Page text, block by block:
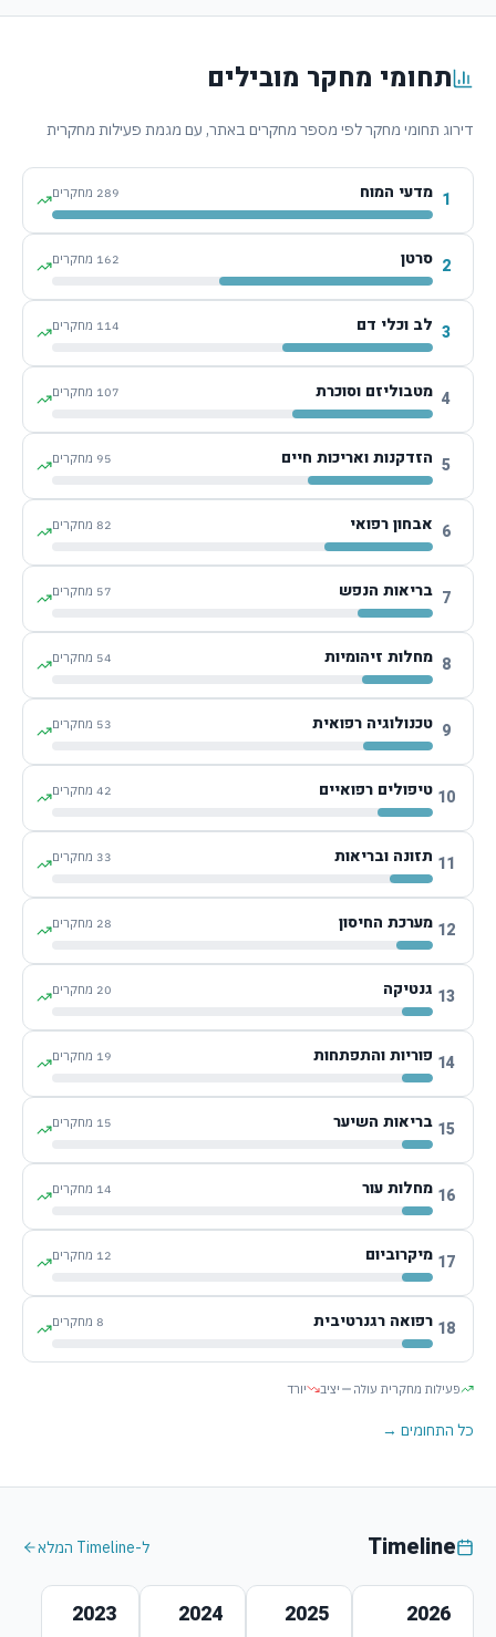
תחומי מחקר מובילים
דירוג תחומי מחקר לפי מספר מחקרים באתר, עם מגמת פעילות מחקרית
1 מדעי המוח 289 מחקרים
2 סרטן 162 מחקרים
3 לב וכלי דם 114 מחקרים
4 מטבוליזם וסוכרת 107 מחקרים
5 הזדקנות ואריכות חיים 95 מחקרים
6 אבחון רפואי 82 מחקרים
7 בריאות הנפש 57 מחקרים
8 מחלות זיהומיות 54 מחקרים
9 טכנולוגיה רפואית 53 מחקרים
10 טיפולים רפואיים 42 מחקרים
11 תזונה ובריאות 33 מחקרים
12 מערכת החיסון 28 מחקרים
13 גנטיקה 20 מחקרים
14 פוריות והתפתחות 19 מחקרים
15 בריאות השיער 15 מחקרים
16 מחלות עור 14 מחקרים
17 מיקרוביום 12 מחקרים
18 רפואה רגנרטיבית 8 מחקרים
פעילות מחקרית עולה יציב יורד
כל התחומים →
Timeline ל-Timeline המלא
2026
2025
2024
2023